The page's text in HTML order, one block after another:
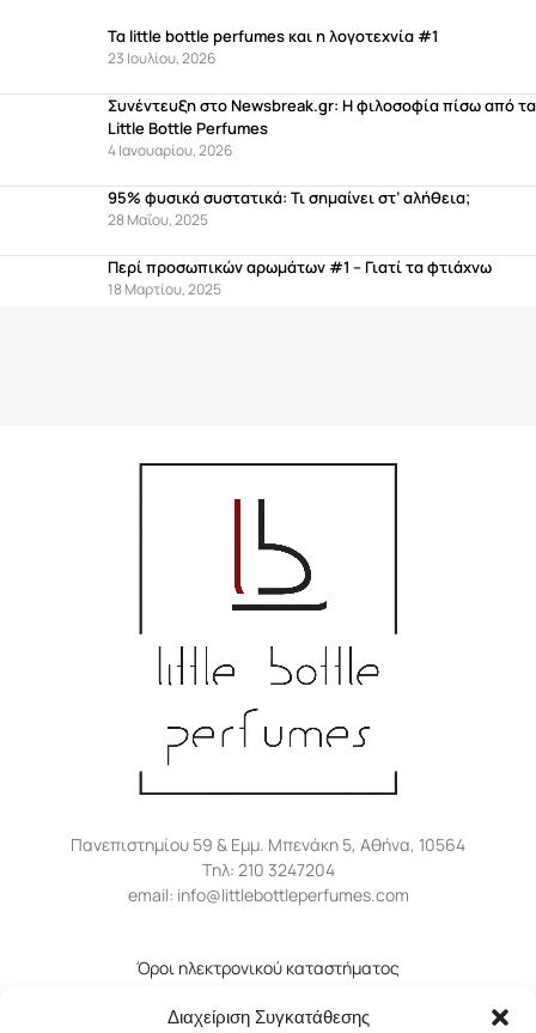
Διαχείριση Συγκατάθεσης
Τα little bottle perfumes και η λογοτεχνία #1
23 Ιουλίου, 2026
Συνέντευξη στο Newsbreak.gr: Η φιλοσοφία πίσω από τα
Little Bottle Perfumes
4 Ιανουαρίου, 2026
95% φυσικά συστατικά: Τι σημαίνει στ’ αλήθεια;
28 Μαΐου, 2025
Περί προσωπικών αρωμάτων #1 – Γιατί τα φτιάχνω
18 Μαρτίου, 2025
Πανεπιστημίου 59 & Εμμ. Μπενάκη 5, Αθήνα, 10564
Tηλ: 210 3247204
email: info@littlebottleperfumes.com
Όροι ηλεκτρονικού καταστήματος
Πολιτική επιστροφών